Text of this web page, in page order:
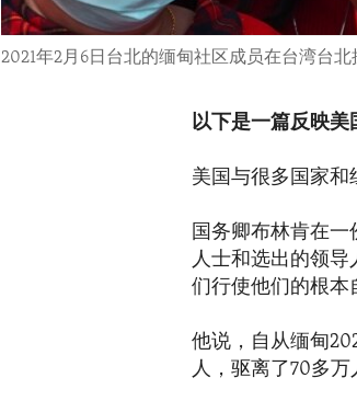
2021年2月6日台北的缅甸社区成员在台湾台
以下是一篇反映美
美国与很多国家和
国务卿布林肯在
人士和选出的领
们行使他们的根本
他说，自从缅甸
人，驱离了70多